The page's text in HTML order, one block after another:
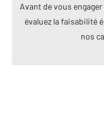
Avant de vous
évaluez la faisabilité
nos